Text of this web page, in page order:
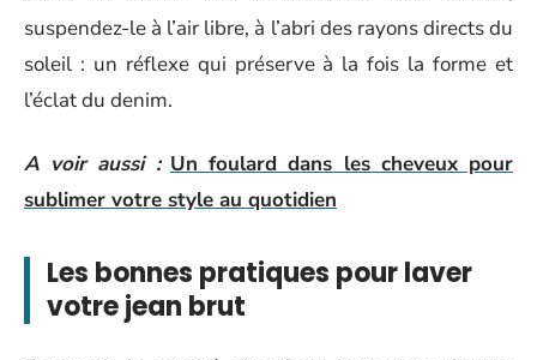
suspendez-le à l’air libre, à l’abri des rayons directs du
soleil : un réflexe qui préserve à la fois la forme et
l’éclat du denim.
A voir aussi : Un foulard dans les cheveux pour
sublimer votre style au quotidien
Les bonnes pratiques pour laver
votre jean brut